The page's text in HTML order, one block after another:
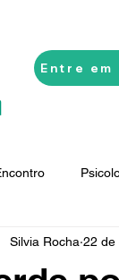
Entre em
Silvia Rocha 22 de